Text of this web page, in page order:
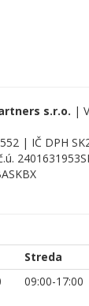
s.r.o. |
| IČ DPH
Streda
09:00-17:00